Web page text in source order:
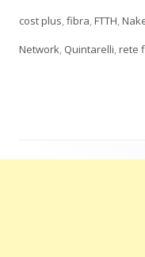
cost plus fibra FTTH
Network Quintarelli rete